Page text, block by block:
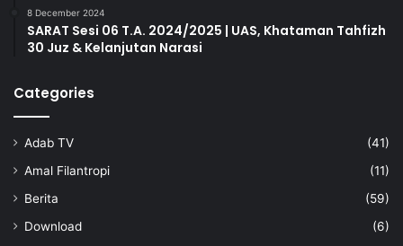
8 December 2024
SARAT Sesi 06 T.A. 2024/2025 | UAS, Khataman Tahfizh
30 Juz & Kelanjutan Narasi
Categories
Adab TV
(41)
Amal Filantropi
(11)
Berita
(59)
Download
(6)